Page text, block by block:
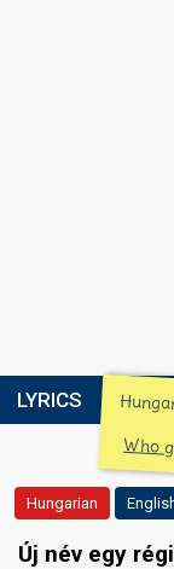
LYRICS
Who
Hungarian
Új név egy